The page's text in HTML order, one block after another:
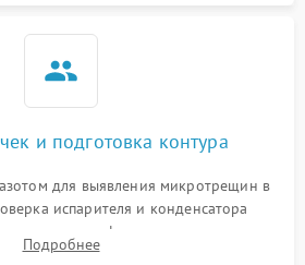
и подготовка контура
для выявления микротрещин в
испарителя и конденсатора
старого фильтра-осушителя и
трубки для устранения засоров.
Подробнее